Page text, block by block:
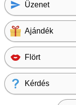
Üzenet
Ajándék
Flört
Kérdés